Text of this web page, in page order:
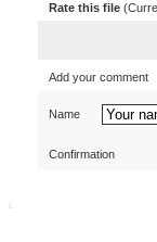
Rate this file
Add your comment
Name
Confirmation